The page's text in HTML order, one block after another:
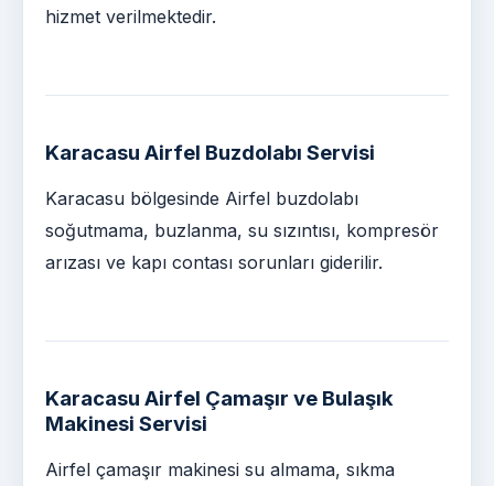
hizmet verilmektedir.
Karacasu Airfel Buzdolabı Servisi
Karacasu bölgesinde Airfel buzdolabı
soğutmama, buzlanma, su sızıntısı, kompresör
arızası ve kapı contası sorunları giderilir.
Karacasu Airfel Çamaşır ve Bulaşık
Makinesi Servisi
Airfel çamaşır makinesi su almama, sıkma